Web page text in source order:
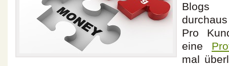
Blogs
Pro
eine
mal